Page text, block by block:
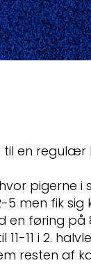
en regulær
pigerne
5 men fik
en føring på
11 i 2.
resten af